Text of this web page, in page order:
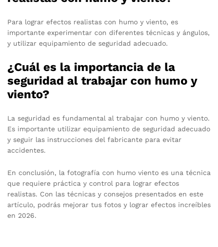
Para lograr efectos realistas con humo y viento, es
importante experimentar con diferentes técnicas y ángulos,
y utilizar equipamiento de seguridad adecuado.
¿Cuál es la importancia de la
seguridad al trabajar con humo y
viento?
La seguridad es fundamental al trabajar con humo y viento.
Es importante utilizar equipamiento de seguridad adecuado
y seguir las instrucciones del fabricante para evitar
accidentes.
En conclusión, la fotografía con humo viento es una técnica
que requiere práctica y control para lograr efectos
realistas. Con las técnicas y consejos presentados en este
artículo, podrás mejorar tus fotos y lograr efectos increíbles
en 2026.